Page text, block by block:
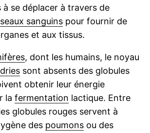
à se déplacer à travers de
sanguinspour fournir de
et aux tissus.
, dont les humains, le noyau
sont absents des globules
obtenir leur énergie
la fermentation lactique. Entre
globules rouges servent à
des poumonsou des